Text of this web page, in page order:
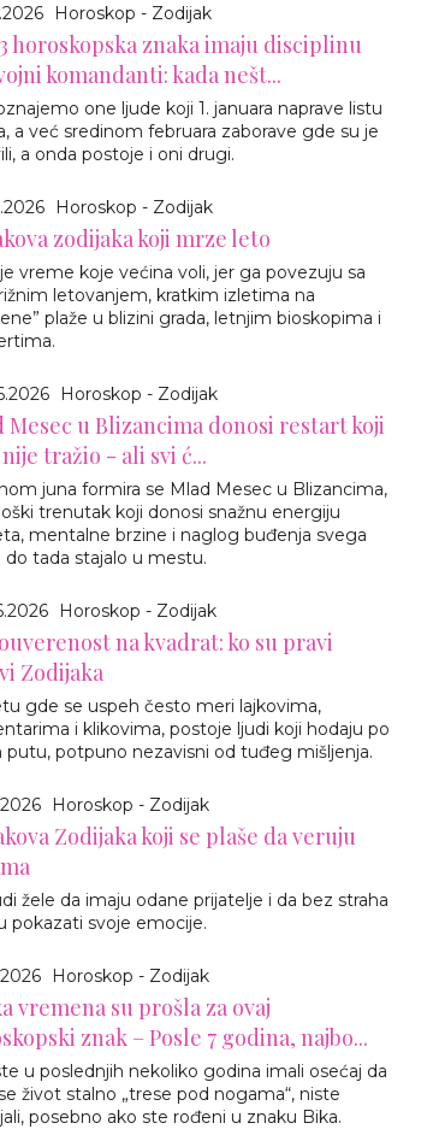
Horoskop - Zodijak
horoskopska znaka imaju disciplinu
komandanti: kada nešt...
one ljude koji 1. januara naprave listu
a već sredinom februara zaborave gde su je
a onda postoje i oni drugi.
Horoskop - Zodijak
zodijaka koji mrze leto
vreme koje većina voli, jer ga povezuju sa
letovanjem, kratkim izletima na
plaže u blizini grada, letnjim bioskopima i
Horoskop - Zodijak
Mesec u Blizancima donosi restart koji
tražio - ali svi ć...
juna formira se Mlad Mesec u Blizancima,
trenutak koji donosi snažnu energiju
mentalne brzine i naglog buđenja svega
do tada stajalo u mestu.
Horoskop - Zodijak
na kvadrat: ko su pravi
Zodijaka
gde se uspeh često meri lajkovima,
i klikovima, postoje ljudi koji hodaju po
putu, potpuno nezavisni od tuđeg mišljenja.
Horoskop - Zodijak
Zodijaka koji se plaše da veruju
žele da imaju odane prijatelje i da bez straha
pokazati svoje emocije.
Horoskop - Zodijak
vremena su prošla za ovaj
znak – Posle 7 godina, najbo...
u poslednjih nekoliko godina imali osećaj da
život stalno „trese pod nogama“, niste
posebno ako ste rođeni u znaku Bika.